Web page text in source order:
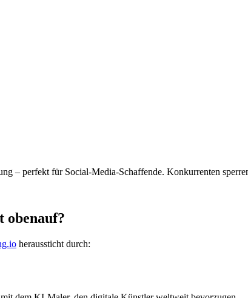
– perfekt für Social-Media-Schaffende. Konkurrenten
obenauf?
heraussticht durch: